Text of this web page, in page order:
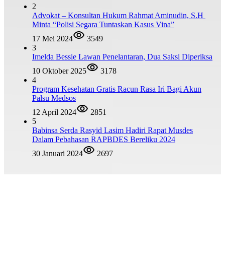
2
Advokat – Konsultan Hukum Rahmat Aminudin, S.H
Minta “Polisi Segara Tuntaskan Kasus Vina”
17 Mei 2024
3549
3
Imelda Bessie Lawan Penelantaran, Dua Saksi Diperiksa
10 Oktober 2025
3178
4
Program Kesehatan Gratis Racun Rasa Iri Bagi Akun
Palsu Medsos
12 April 2024
2851
5
Babinsa Serda Rasyid Lasim Hadiri Rapat Musdes
Dalam Pebahasan RAPBDES Bereliku 2024
30 Januari 2024
2697